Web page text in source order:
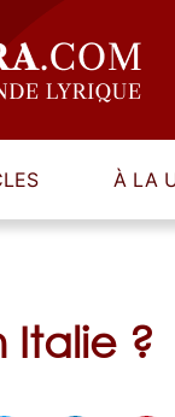
À LA
Italie ?